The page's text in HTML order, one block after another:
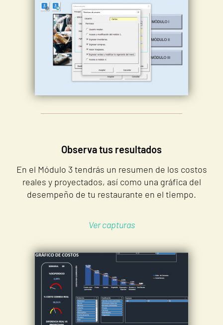
Observa tus resultados
En el Módulo 3 tendrás un resumen de los costos
reales y proyectados, así como una gráfica del
desempeño de tu restaurante en el tiempo.
Ver capturas